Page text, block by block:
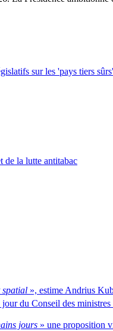
sur les 'pays tiers
de la lutte antitabac
spatial », estime Andrius
du Conseil des ministres
jours » une proposition